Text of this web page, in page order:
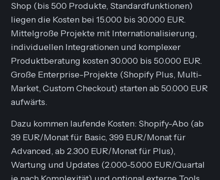
Shop (bis 500 Produkte, Standardfunktionen)
liegen die Kosten bei 15.000 bis 30.000 EUR.
Mittelgroße Projekte mit Internationalisierung,
individuellen Integrationen und komplexer
Produktberatung kosten 30.000 bis 50.000 EUR.
Große Enterprise-Projekte (Shopify Plus, Multi-
Market, Custom Checkout) starten ab 50.000 EUR
aufwärts.
Dazu kommen laufende Kosten: Shopify-Abo (ab
39 EUR/Monat für Basic, 399 EUR/Monat für
Advanced, ab 2.300 EUR/Monat für Plus),
Wartung und Updates (2.000-5.000 EUR/Quartal